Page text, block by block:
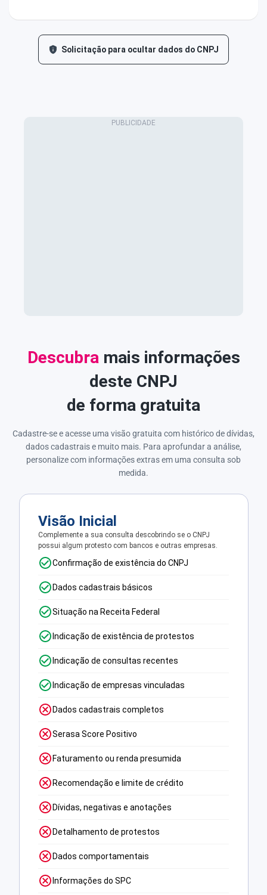
Solicitação para ocultar dados do CNPJ
Descubra mais informações
deste CNPJ
de forma gratuita
Cadastre-se e acesse uma visão gratuita com histórico de dívidas,
dados cadastrais e muito mais. Para aprofundar a análise,
personalize com informações extras em uma consulta sob
medida.
Visão Inicial
Complemente a sua consulta descobrindo se o CNPJ
possui algum protesto com bancos e outras empresas.
Confirmação de existência do CNPJ
Dados cadastrais básicos
Situação na Receita Federal
Indicação de existência de protestos
Indicação de consultas recentes
Indicação de empresas vinculadas
Dados cadastrais completos
Serasa Score Positivo
Faturamento ou renda presumida
Recomendação e limite de crédito
Dívidas, negativas e anotações
Detalhamento de protestos
Dados comportamentais
Informações do SPC